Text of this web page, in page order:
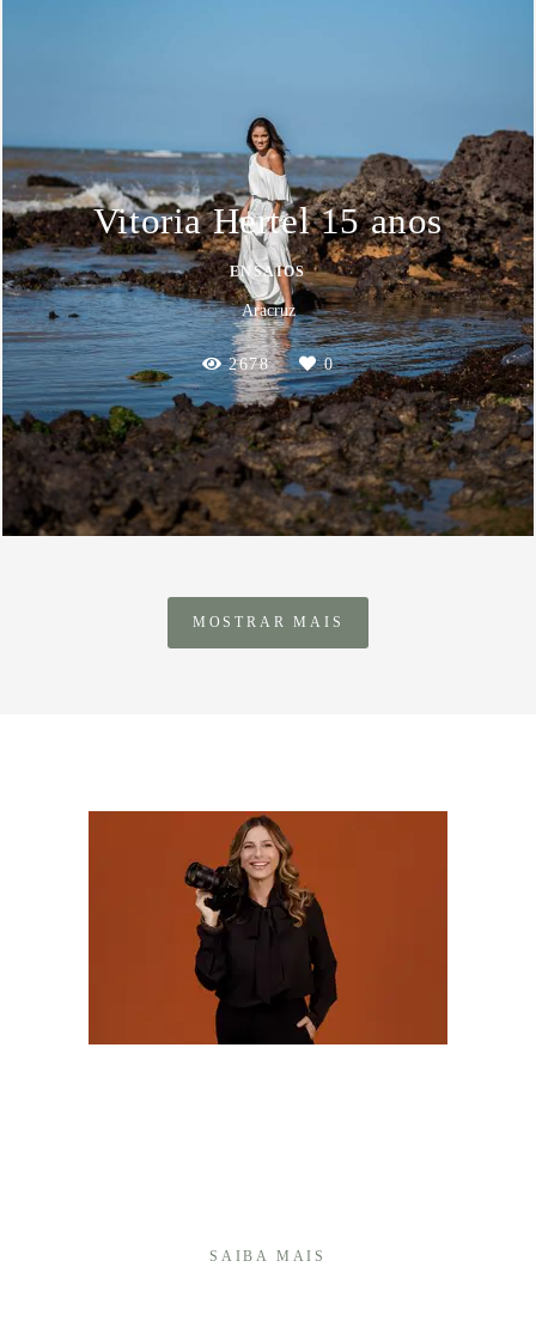
Vitoria Hertel 15 anos
ENSAIOS
Aracruz
2678 0
MOSTRAR MAIS
SAIBA MAIS